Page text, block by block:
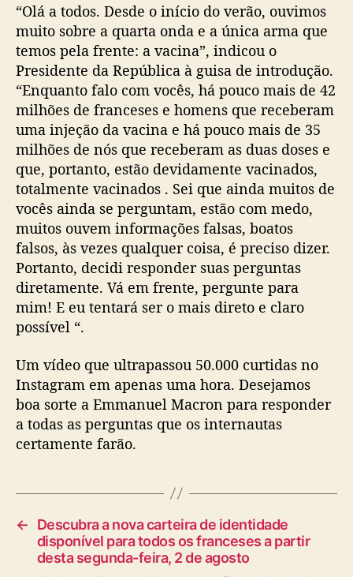
“Olá a todos. Desde o início do verão, ouvimos
muito sobre a quarta onda e a única arma que
temos pela frente: a vacina”, indicou o
Presidente da República à guisa de introdução.
“Enquanto falo com vocês, há pouco mais de 42
milhões de franceses e homens que receberam
uma injeção da vacina e há pouco mais de 35
milhões de nós que receberam as duas doses e
que, portanto, estão devidamente vacinados,
totalmente vacinados . Sei que ainda muitos de
vocês ainda se perguntam, estão com medo,
muitos ouvem informações falsas, boatos
falsos, às vezes qualquer coisa, é preciso dizer.
Portanto, decidi responder suas perguntas
diretamente. Vá em frente, pergunte para
mim! E eu tentará ser o mais direto e claro
possível “.
Um vídeo que ultrapassou 50.000 curtidas no
Instagram em apenas uma hora. Desejamos
boa sorte a Emmanuel Macron para responder
a todas as perguntas que os internautas
certamente farão.
←
Descubra a nova carteira de identidade
disponível para todos os franceses a partir
desta segunda-feira, 2 de agosto